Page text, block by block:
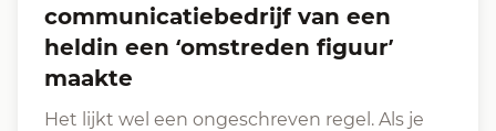
communicatiebedrijf van een
heldin een ‘omstreden figuur’
maakte
Het lijkt wel een ongeschreven regel. Als je